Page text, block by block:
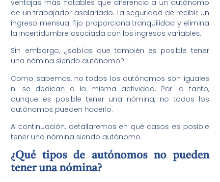
ventajas más notables que diferencia a un autónomo
de un trabajador asalariado. La seguridad de recibir un
ingreso mensual fijo proporciona tranquilidad y elimina
la incertidumbre asociada con los ingresos variables.
Sin embargo, ¿sabías que también es posible tener
una nómina siendo autónomo?
Como sabemos, no todos los autónomos son iguales
ni se dedican a la misma actividad. Por lo tanto,
aunque es posible tener una nómina, no todos los
autónomos pueden hacerlo.
A continuación, detallaremos en qué casos es posible
tener una nómina siendo autónomo.
¿Qué tipos de autónomos no pueden
tener una nómina?